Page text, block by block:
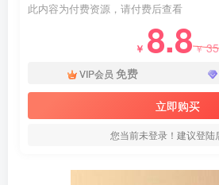
此内容为付费资源，请付费后查看
￥ 8.8￥35
VIP会员 免费
立即购买
您当前未登录！建议登